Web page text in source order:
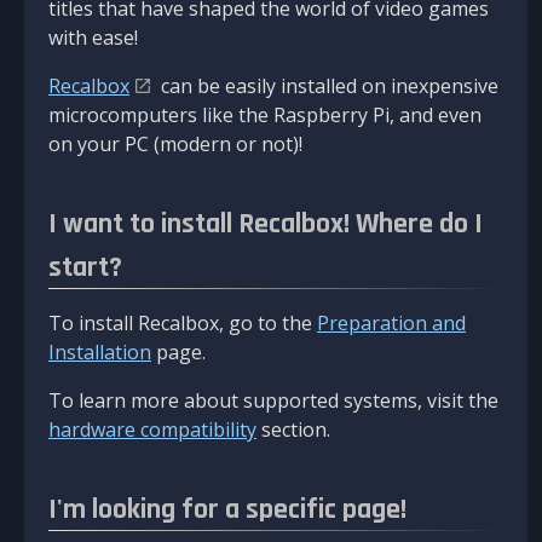
titles that have shaped the world of video games
with ease!
Recalbox
can be easily installed on inexpensive
microcomputers like the Raspberry Pi, and even
on your PC (modern or not)!
I want to install Recalbox! Where do I
start?
To install Recalbox, go to the Preparation and
Installation page.
To learn more about supported systems, visit the
hardware compatibilitysection.
I'm looking for a specific page!